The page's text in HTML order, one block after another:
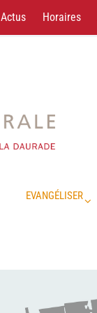
Actus Horaires
EVANGÉLISER